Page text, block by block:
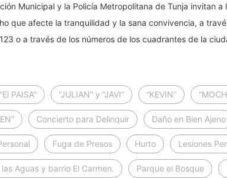
Municipal y la Policía Metropolitana de Tunja invitan
que afecte la tranquilidad y la sana convivencia, a
o a través de los números de los cuadrantes de la
“El PAISA” “JULIAN” y “JAVI” “KEVIN”
Concierto para Delinquir Daño en Bien Ajeno
Fuga de Presos Hurto Lesiones
Aguas y barrio El Carmen. Parque el Bosque